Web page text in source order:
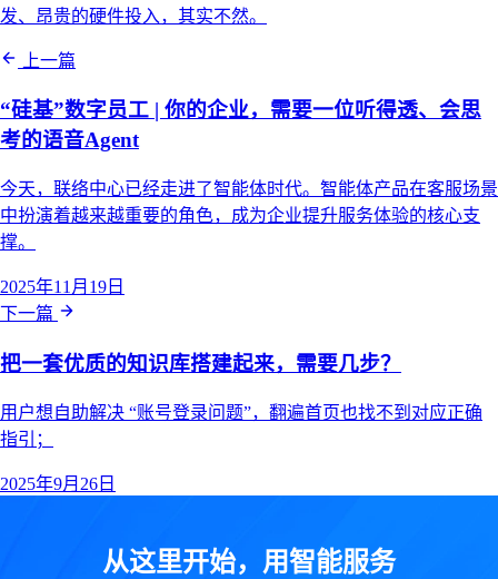
发、昂贵的硬件投入，其实不然。
上一篇
“硅基”数字员工 | 你的企业，需要一位听得透、会思
考的语音Agent
今天，联络中心已经走进了智能体时代。智能体产品在客服场景
中扮演着越来越重要的角色，成为企业提升服务体验的核心支
撑。
2025年11月19日
下一篇
把一套优质的知识库搭建起来，需要几步？
用户想自助解决 “账号登录问题”，翻遍首页也找不到对应正确
指引；
2025年9月26日
从这里开始，用智能服务